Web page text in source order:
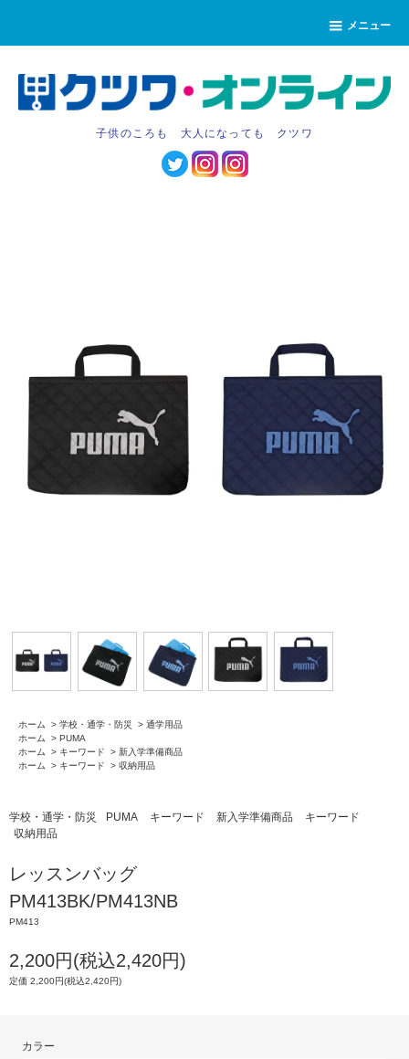
メニュー
子供のころも 大人になっても クツワ
ホーム > 学校・通学・防災 > 通学用品
ホーム
> PUMA
ホーム
> キーワード > 新入学準備商品
ホーム
> キーワード > 収納用品
学校・通学・防災 PUMA キーワード 新入学準備商品
キーワード
収納用品
レッスンバッグ
PM413BK/PM413NB
PM413
2,200円(税込2,420円)
定価 2,200円(税込2,420円)
カラー